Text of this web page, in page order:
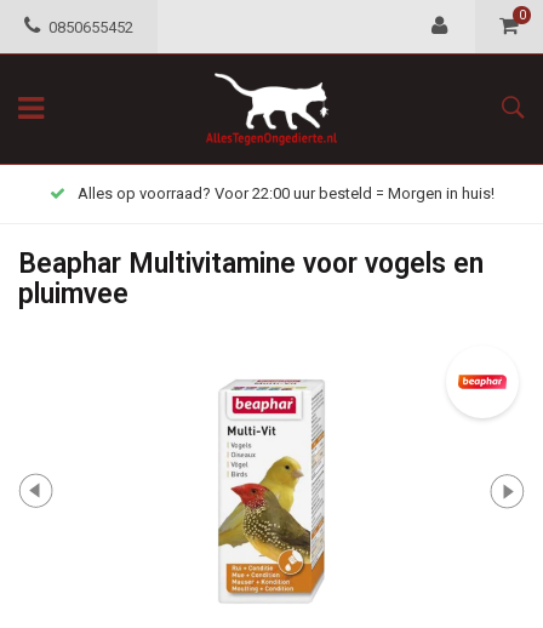
0850655452
0
Alles op voorraad? Voor 22:00 uur besteld = Morgen in huis!
Beaphar Multivitamine voor vogels en
pluimvee